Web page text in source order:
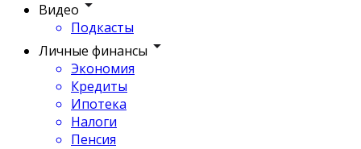
Видео
Подкасты
Личные финансы
Экономия
Кредиты
Ипотека
Налоги
Пенсия